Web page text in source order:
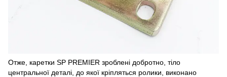
Отже, каретки SP PREMIER зроблені добротно, тіло
центральної деталі, до якої кріпляться ролики, виконано